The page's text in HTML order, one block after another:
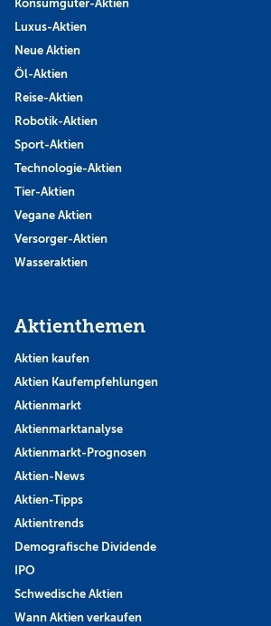
Konsumgüter-Aktien
Luxus-Aktien
Neue Aktien
Öl-Aktien
Reise-Aktien
Robotik-Aktien
Sport-Aktien
Technologie-Aktien
Tier-Aktien
Vegane Aktien
Versorger-Aktien
Wasseraktien
Aktienthemen
Aktien kaufen
Aktien Kaufempfehlungen
Aktienmarkt
Aktienmarktanalyse
Aktienmarkt-Prognosen
Aktien-News
Aktien-Tipps
Aktientrends
Demografische Dividende
IPO
Schwedische Aktien
Wann Aktien verkaufen